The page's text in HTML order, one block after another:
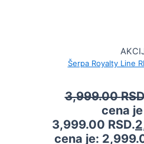
Šerpa Royalty Line
3,999.00
cena
3,999.00 RSD.
cena je: